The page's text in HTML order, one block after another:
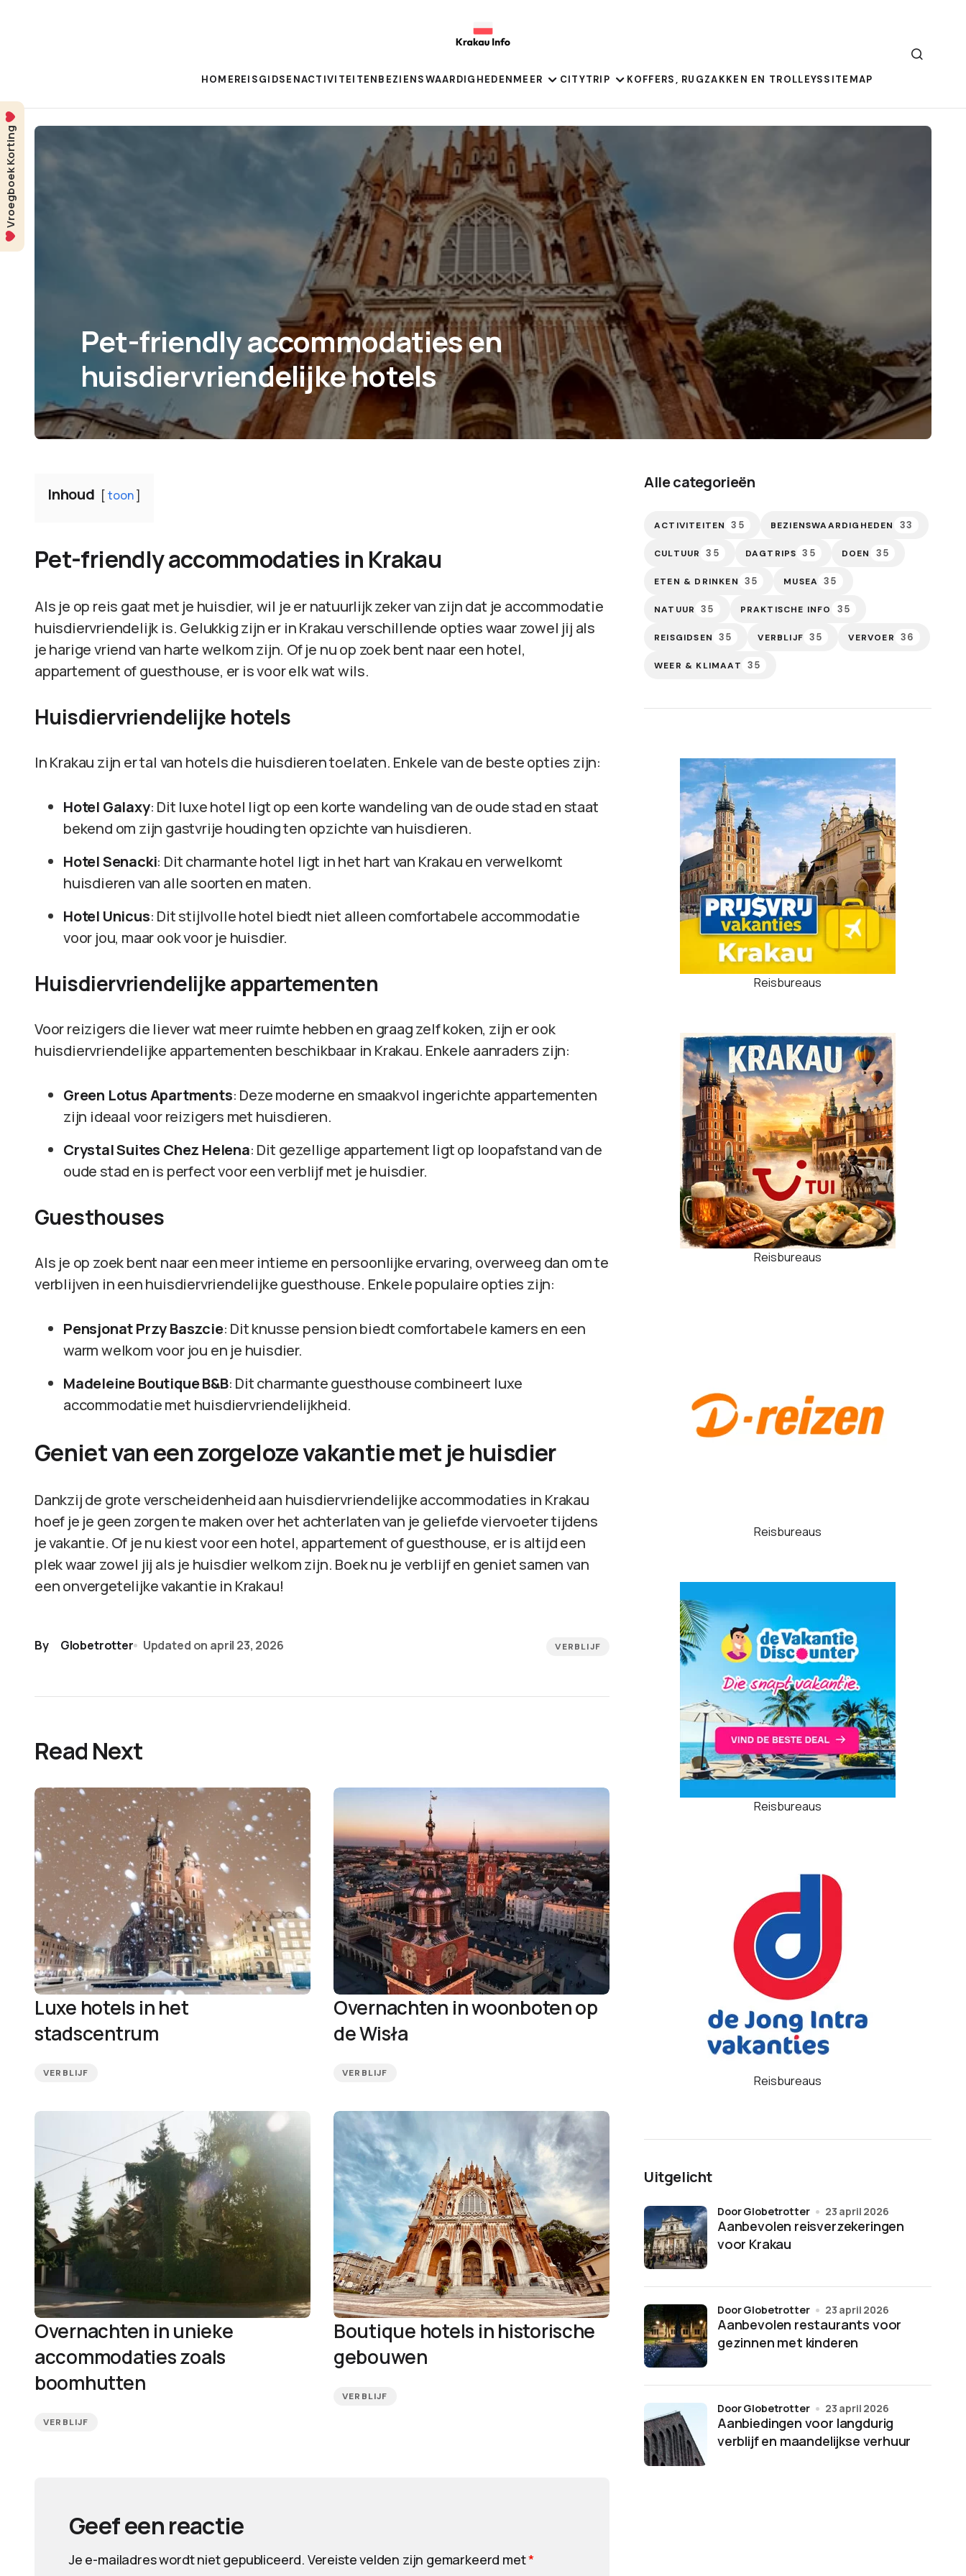
HOMEREISGIDSENACTIVITEITENBEZIENSWAARDIGHEDENMEER CITYTRIP KOFFERS, RUGZAKKEN EN TROLLEYSSITEMAP
Pet-friendly accommodaties en
huisdiervriendelijke hotels
Inhoud toon
Pet-friendly accommodaties in Krakau
Als je op reis gaat met je huisdier, wil je er natuurlijk zeker van zijn dat je accommodatie
huisdiervriendelijk is. Gelukkig zijn er in Krakau verschillende opties waar zowel jij als
je harige vriend van harte welkom zijn. Of je nu op zoek bent naar een hotel,
appartement of guesthouse, er is voor elk wat wils.
Huisdiervriendelijke hotels
In Krakau zijn er tal van hotels die huisdieren toelaten. Enkele van de beste opties zijn:
Hotel Galaxy: Dit luxe hotel ligt op een korte wandeling van de oude stad en staat
bekend om zijn gastvrije houding ten opzichte van huisdieren.
Hotel Senacki: Dit charmante hotel ligt in het hart van Krakau en verwelkomt
huisdieren van alle soorten en maten.
Hotel Unicus: Dit stijlvolle hotel biedt niet alleen comfortabele accommodatie
voor jou, maar ook voor je huisdier.
Huisdiervriendelijke appartementen
Voor reizigers die liever wat meer ruimte hebben en graag zelf koken, zijn er ook
huisdiervriendelijke appartementen beschikbaar in Krakau. Enkele aanraders zijn:
Green Lotus Apartments: Deze moderne en smaakvol ingerichte appartementen
zijn ideaal voor reizigers met huisdieren.
Crystal Suites Chez Helena: Dit gezellige appartement ligt op loopafstand van de
oude stad en is perfect voor een verblijf met je huisdier.
Guesthouses
Als je op zoek bent naar een meer intieme en persoonlijke ervaring, overweeg dan om te
verblijven in een huisdiervriendelijke guesthouse. Enkele populaire opties zijn:
Pensjonat Przy Baszcie: Dit knusse pension biedt comfortabele kamers en een
warm welkom voor jou en je huisdier.
Madeleine Boutique B&B: Dit charmante guesthouse combineert luxe
accommodatie met huisdiervriendelijkheid.
Geniet van een zorgeloze vakantie met je huisdier
Dankzij de grote verscheidenheid aan huisdiervriendelijke accommodaties in Krakau
hoef je je geen zorgen te maken over het achterlaten van je geliefde viervoeter tijdens
je vakantie. Of je nu kiest voor een hotel, appartement of guesthouse, er is altijd een
plek waar zowel jij als je huisdier welkom zijn. Boek nu je verblijf en geniet samen van
een onvergetelijke vakantie in Krakau!
By Globetrotter Updated on april 23, 2026 VERBLIJF
Read Next
Luxe hotels in het
stadscentrum
VERBLIJF
Overnachten in woonboten op
de Wisła
VERBLIJF
Overnachten in unieke
accommodaties zoals
boomhutten
VERBLIJF
Boutique hotels in historische
gebouwen
VERBLIJF
Geef een reactie
Je e-mailadres wordt niet gepubliceerd. Vereiste velden zijn gemarkeerd met*
Alle categorieën
ACTIVITEITEN 35 BEZIENSWAARDIGHEDEN 33
CULTUUR 35 DAGTRIPS 35 DOEN 35
ETEN & DRINKEN 35 MUSEA 35
NATUUR 35 PRAKTISCHE INFO 35
REISGIDSEN 35 VERBLIJF 35 VERVOER 36
WEER & KLIMAAT 35
Reisbureaus
Reisbureaus
Reisbureaus
Reisbureaus
Reisbureaus
Uitgelicht
Aanbevolen reisverzekeringen
voor Krakau
door Globetrotter 23 april 2026
Aanbevolen restaurants voor
gezinnen met kinderen
door Globetrotter 23 april 2026
Aanbiedingen voor langdurig
verblijf en maandelijkse verhuur
door Globetrotter 23 april 2026
Vroegboek Korting